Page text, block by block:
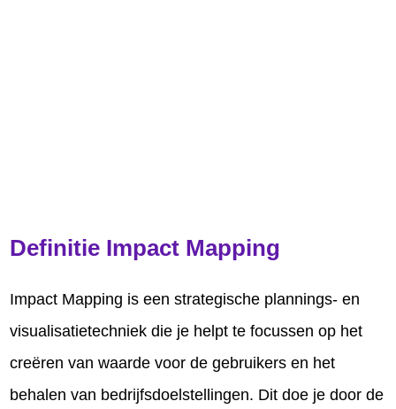
Definitie Impact Mapping
Impact Mapping is een strategische plannings- en
visualisatietechniek die je helpt te focussen op het
creëren van waarde voor de gebruikers en het
behalen van bedrijfsdoelstellingen. Dit doe je door de